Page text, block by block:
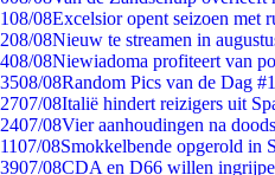
108/08Excelsior opent seizoen met
208/08Nieuw te streamen in
408/08Niewiadoma profiteert van
3508/08Random Pics van de Dag
2707/08Italië hindert reizigers uit
2407/08Vier aanhoudingen na
1107/08Smokkelbende opgerold in
3907/08CDA en D66 willen